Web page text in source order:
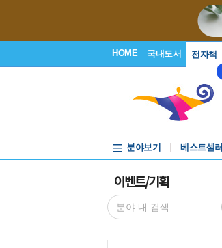
HOME 국내도서 전자책
분야보기 베스트셀러
이벤트/기획